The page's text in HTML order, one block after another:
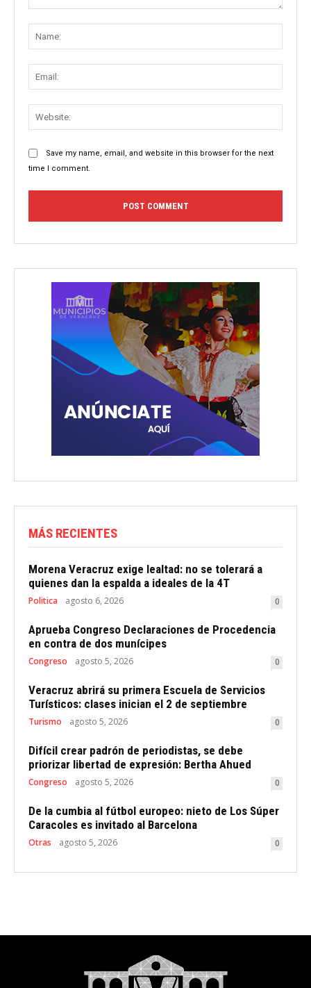
Save my name, email, and website in this browser for the next
time I comment.
MÁS RECIENTES
Morena Veracruz exige lealtad: no se tolerará a
quienes dan la espalda a ideales de la 4T
Politica agosto 6, 2026 0
Aprueba Congreso Declaraciones de Procedencia
en contra de dos munícipes
Congreso agosto 5, 2026 0
Veracruz abrirá su primera Escuela de Servicios
Turísticos: clases inician el 2 de septiembre
Turismo agosto 5, 2026 0
Difícil crear padrón de periodistas, se debe
priorizar libertad de expresión: Bertha Ahued
Congreso agosto 5, 2026 0
De la cumbia al fútbol europeo: nieto de Los Súper
Caracoles es invitado al Barcelona
Otras agosto 5, 2026 0